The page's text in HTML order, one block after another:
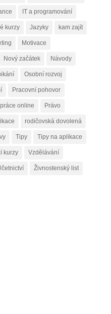
IT a programování
kurzy Jazyky kam zajít
Motivace
Nový začátek Návody
Osobní rozvoj
Pracovní pohovor
práce online Právo
rodičovská dovolená
Tipy Tipy na aplikace
kurzy Vzdělávání
Živnostenský list